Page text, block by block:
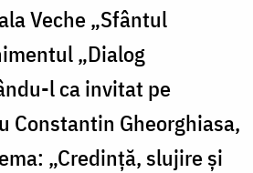
Veche „Sfântul
„Dialog
l ca invitat pe
Constantin Gheorghiasa,
„Credință, slujire și